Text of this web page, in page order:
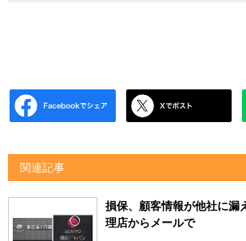
関連記事
損保、顧客情報が他社に漏
理店からメールで